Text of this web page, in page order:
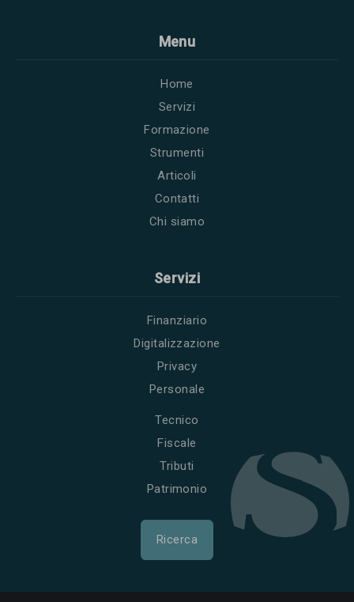
Menu
Home
Servizi
Formazione
Strumenti
Articoli
Contatti
Chi siamo
Servizi
Finanziario
Digitalizzazione
Privacy
Personale
Tecnico
Fiscale
Tributi
Patrimonio
Ricerca